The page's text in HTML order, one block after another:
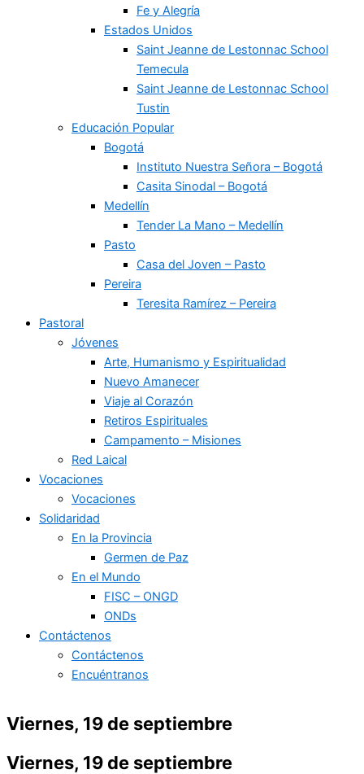
Fe y Alegría
Estados Unidos
Saint Jeanne de Lestonnac School
Temecula
Saint Jeanne de Lestonnac School
Tustin
Educación Popular
Bogotá
Instituto Nuestra Señora – Bogotá
Casita Sinodal – Bogotá
Medellín
Tender La Mano – Medellín
Pasto
Casa del Joven – Pasto
Pereira
Teresita Ramírez – Pereira
Pastoral
Jóvenes
Arte, Humanismo y Espiritualidad
Nuevo Amanecer
Viaje al Corazón
Retiros Espirituales
Campamento – Misiones
Red Laical
Vocaciones
Vocaciones
Solidaridad
En la Provincia
Germen de Paz
En el Mundo
FISC – ONGD
ONDs
Contáctenos
Contáctenos
Encuéntranos
Viernes, 19 de septiembre
Viernes, 19 de septiembre